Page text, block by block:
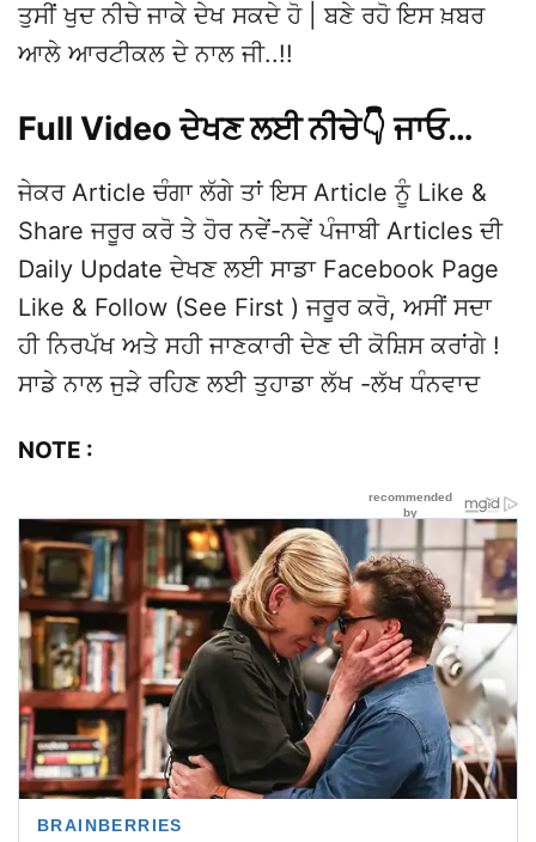
ਤੁਸੀਂ ਖੁਦ ਨੀਚੇ ਜਾਕੇ ਦੇਖ ਸਕਦੇ ਹੋ | ਬਣੇ ਰਹੋ ਇਸ ਖ਼ਬਰ
ਆਲੇ ਆਰਟੀਕਲ ਦੇ ਨਾਲ ਜੀ..!!
Full Video ਦੇਖਣ ਲਈ ਨੀਚੇ👇 ਜਾਓ…
ਜੇਕਰ Article ਚੰਗਾ ਲੱਗੇ ਤਾਂ ਇਸ Article ਨੂੰ Like &
Share ਜਰੂਰ ਕਰੋ ਤੇ ਹੋਰ ਨਵੇਂ-ਨਵੇਂ ਪੰਜਾਬੀ Articles ਦੀ
Daily Update ਦੇਖਣ ਲਈ ਸਾਡਾ Facebook Page
Like & Follow (See First ) ਜਰੂਰ ਕਰੋ, ਅਸੀਂ ਸਦਾ
ਹੀ ਨਿਰਪੱਖ ਅਤੇ ਸਹੀ ਜਾਣਕਾਰੀ ਦੇਣ ਦੀ ਕੋਸ਼ਿਸ ਕਰਾਂਗੇ !
ਸਾਡੇ ਨਾਲ ਜੁੜੇ ਰਹਿਣ ਲਈ ਤੁਹਾਡਾ ਲੱਖ -ਲੱਖ ਧੰਨਵਾਦ
NOTE :